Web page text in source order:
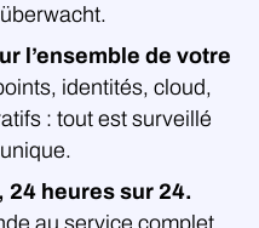
l’ensemble de votre
identités, cloud,
: tout est surveillé
24 heures sur 24.
au service complet